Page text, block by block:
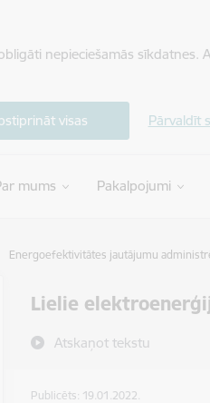
nepieciešamās
visas Pārvaldīt
mums Pakalpojumi
Energoefektivitātes jautājumu
Lielie
Atskaņot tekstu
Publicēts: 19.01.2022.